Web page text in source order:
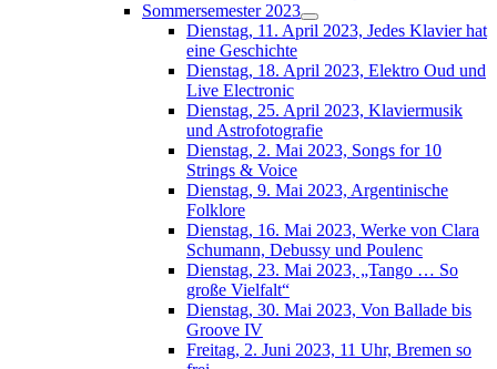
Sommersemester 2023
Dienstag, 11. April 2023, Jedes Klavier hat
eine Geschichte
Dienstag, 18. April 2023, Elektro Oud und
Live Electronic
Dienstag, 25. April 2023, Klaviermusik
und Astrofotografie
Dienstag, 2. Mai 2023, Songs for 10
Strings & Voice
Dienstag, 9. Mai 2023, Argentinische
Folklore
Dienstag, 16. Mai 2023, Werke von Clara
Schumann, Debussy und Poulenc
Dienstag, 23. Mai 2023, „Tango … So
große Vielfalt“
Dienstag, 30. Mai 2023, Von Ballade bis
Groove IV
Freitag, 2. Juni 2023, 11 Uhr, Bremen so